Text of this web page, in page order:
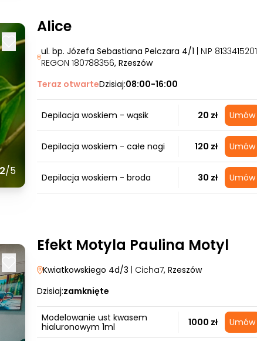
/5
Alice
ul. bp. Józefa Sebastiana Pelczara 4/1 | NIP 8133415201
REGON 180788356, Rzeszów
Teraz otwarteDzisiaj:08:00-16:00
Depilacja woskiem - wąsik 20 zł Umów
Depilacja woskiem - całe nogi 120 zł Umów
Depilacja woskiem - broda 30 zł Umów
Efekt Motyla Paulina Motyl
Kwiatkowskiego 4d/3 | Cicha7, Rzeszów
Dzisiaj:zamknięte
Modelowanie ust kwasem
hialuronowym 1ml
1000 zł Umów